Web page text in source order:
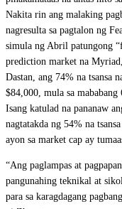
Nakita rin ang malaking
nagresulta sa pagtalon ng
simula ng Abril patungong
prediction market na
Dastan, ang 74% na tsansa
$84,000, mula sa
Isang katulad na pananaw
nagtatakda ng 54% na
ayon sa market cap ay
“Ang paglampas at
pangunahing teknikal at
para sa karagdagang